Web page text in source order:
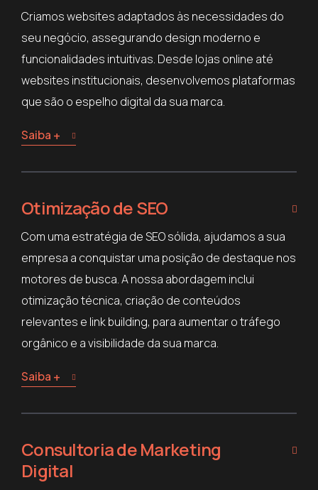
Criamos websites adaptados às necessidades do
seu negócio, assegurando design moderno e
funcionalidades intuitivas. Desde lojas online até
websites institucionais, desenvolvemos plataformas
que são o espelho digital da sua marca.
Saiba +
Otimização de SEO
Com uma estratégia de SEO sólida, ajudamos a sua
empresa a conquistar uma posição de destaque nos
motores de busca. A nossa abordagem inclui
otimização técnica, criação de conteúdos
relevantes e link building, para aumentar o tráfego
orgânico e a visibilidade da sua marca.
Saiba +
Consultoria de Marketing
Digital